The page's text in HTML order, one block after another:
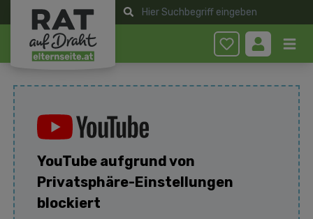
YouTube aufgrund von
Privatsphäre-Einstellungen
blockiert